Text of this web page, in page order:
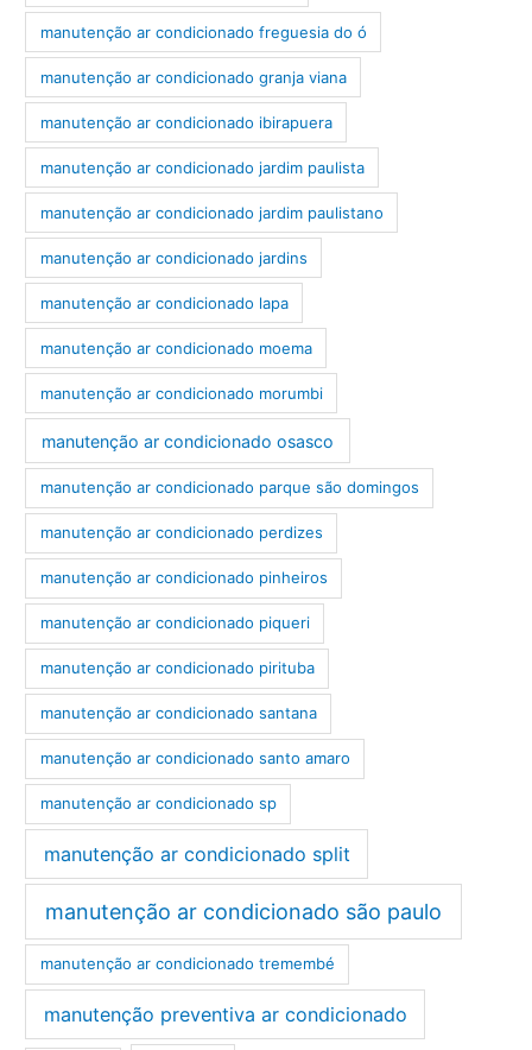
manutenção ar condicionado freguesia do ó
manutenção ar condicionado granja viana
manutenção ar condicionado ibirapuera
manutenção ar condicionado jardim paulista
manutenção ar condicionado jardim paulistano
manutenção ar condicionado jardins
manutenção ar condicionado lapa
manutenção ar condicionado moema
manutenção ar condicionado morumbi
manutenção ar condicionado osasco
manutenção ar condicionado parque são domingos
manutenção ar condicionado perdizes
manutenção ar condicionado pinheiros
manutenção ar condicionado piqueri
manutenção ar condicionado pirituba
manutenção ar condicionado santana
manutenção ar condicionado santo amaro
manutenção ar condicionado sp
manutenção ar condicionado split
manutenção ar condicionado são paulo
manutenção ar condicionado tremembé
manutenção preventiva ar condicionado